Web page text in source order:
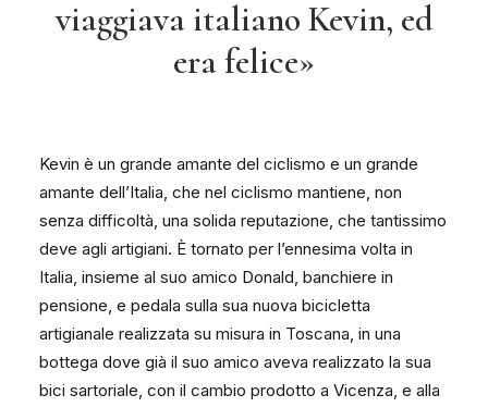
viaggiava italiano Kevin, ed
era felice»
Kevin è un grande amante del ciclismo e un grande
amante dell’Italia, che nel ciclismo mantiene, non
senza difficoltà, una solida reputazione, che tantissimo
deve agli artigiani. È tornato per l’ennesima volta in
Italia, insieme al suo amico Donald, banchiere in
pensione, e pedala sulla sua nuova bicicletta
artigianale realizzata su misura in Toscana, in una
bottega dove già il suo amico aveva realizzato la sua
bici sartoriale, con il cambio prodotto a Vicenza, e alla